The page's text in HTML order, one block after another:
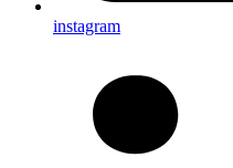
instagram